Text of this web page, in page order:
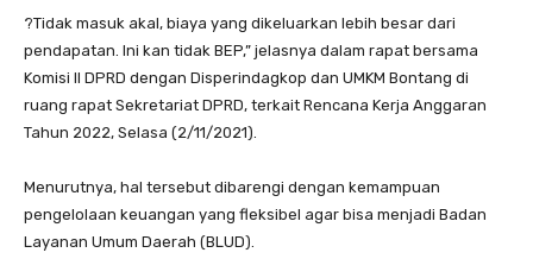
?Tidak masuk akal, biaya yang dikeluarkan lebih besar dari
pendapatan. Ini kan tidak BEP,” jelasnya dalam rapat bersama
Komisi II DPRD dengan Disperindagkop dan UMKM Bontang di
ruang rapat Sekretariat DPRD, terkait Rencana Kerja Anggaran
Tahun 2022, Selasa (2/11/2021).
Menurutnya, hal tersebut dibarengi dengan kemampuan
pengelolaan keuangan yang fleksibel agar bisa menjadi Badan
Layanan Umum Daerah (BLUD).